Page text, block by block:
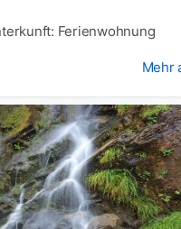
Ferienwohnung
Mehr